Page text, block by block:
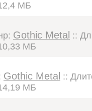
МБ
Gothic Metal ::
МБ
Gothic Metal ::
МБ